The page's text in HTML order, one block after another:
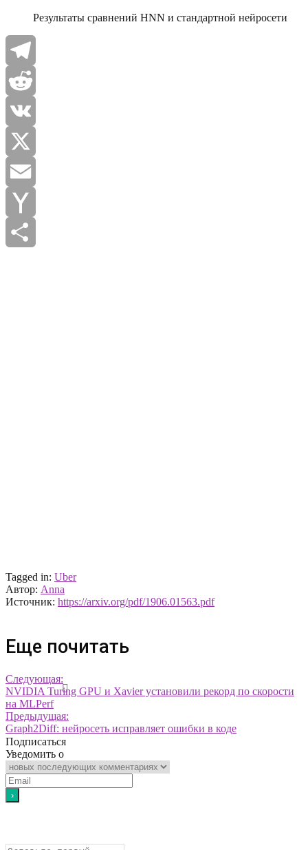
Результаты сравнений HNN и стандартной нейросети
Telegram
Reddit
VK
X
Email
Yahoo
Tagged in: Uber
Автор: Anna
Источник: https://arxiv.org/pdf/1906.01563.pdf
Еще почитать
Следующая:
NVIDIA Turing GPU и Xavier установили рекорд по скорости
на MLPerf
Предыдущая:
Graph2Diff: нейросеть исправляет ошибки в коде
Подписаться
Уведомить о